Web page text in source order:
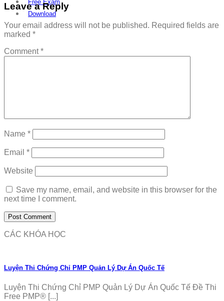
Free Exam
Download
Leave a Reply
Your email address will not be published. Required fields are
marked *
Comment*
Name *
Email *
Website
Save my name, email, and website in this browser for the
next time I comment.
CÁC KHÓA HỌC
Luyện Thi Chứng Chỉ PMP Quản Lý Dự Án Quốc Tế
Luyện Thi Chứng Chỉ PMP Quản Lý Dự Án Quốc Tế Đề Thi
Free PMP® [...]